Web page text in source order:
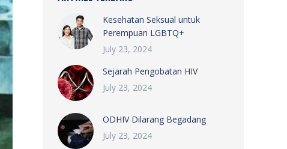
Kesehatan Seksual untuk
Perempuan LGBTQ+
July 23, 2024
Sejarah Pengobatan HIV
July 23, 2024
ODHIV Dilarang Begadang
July 23, 2024